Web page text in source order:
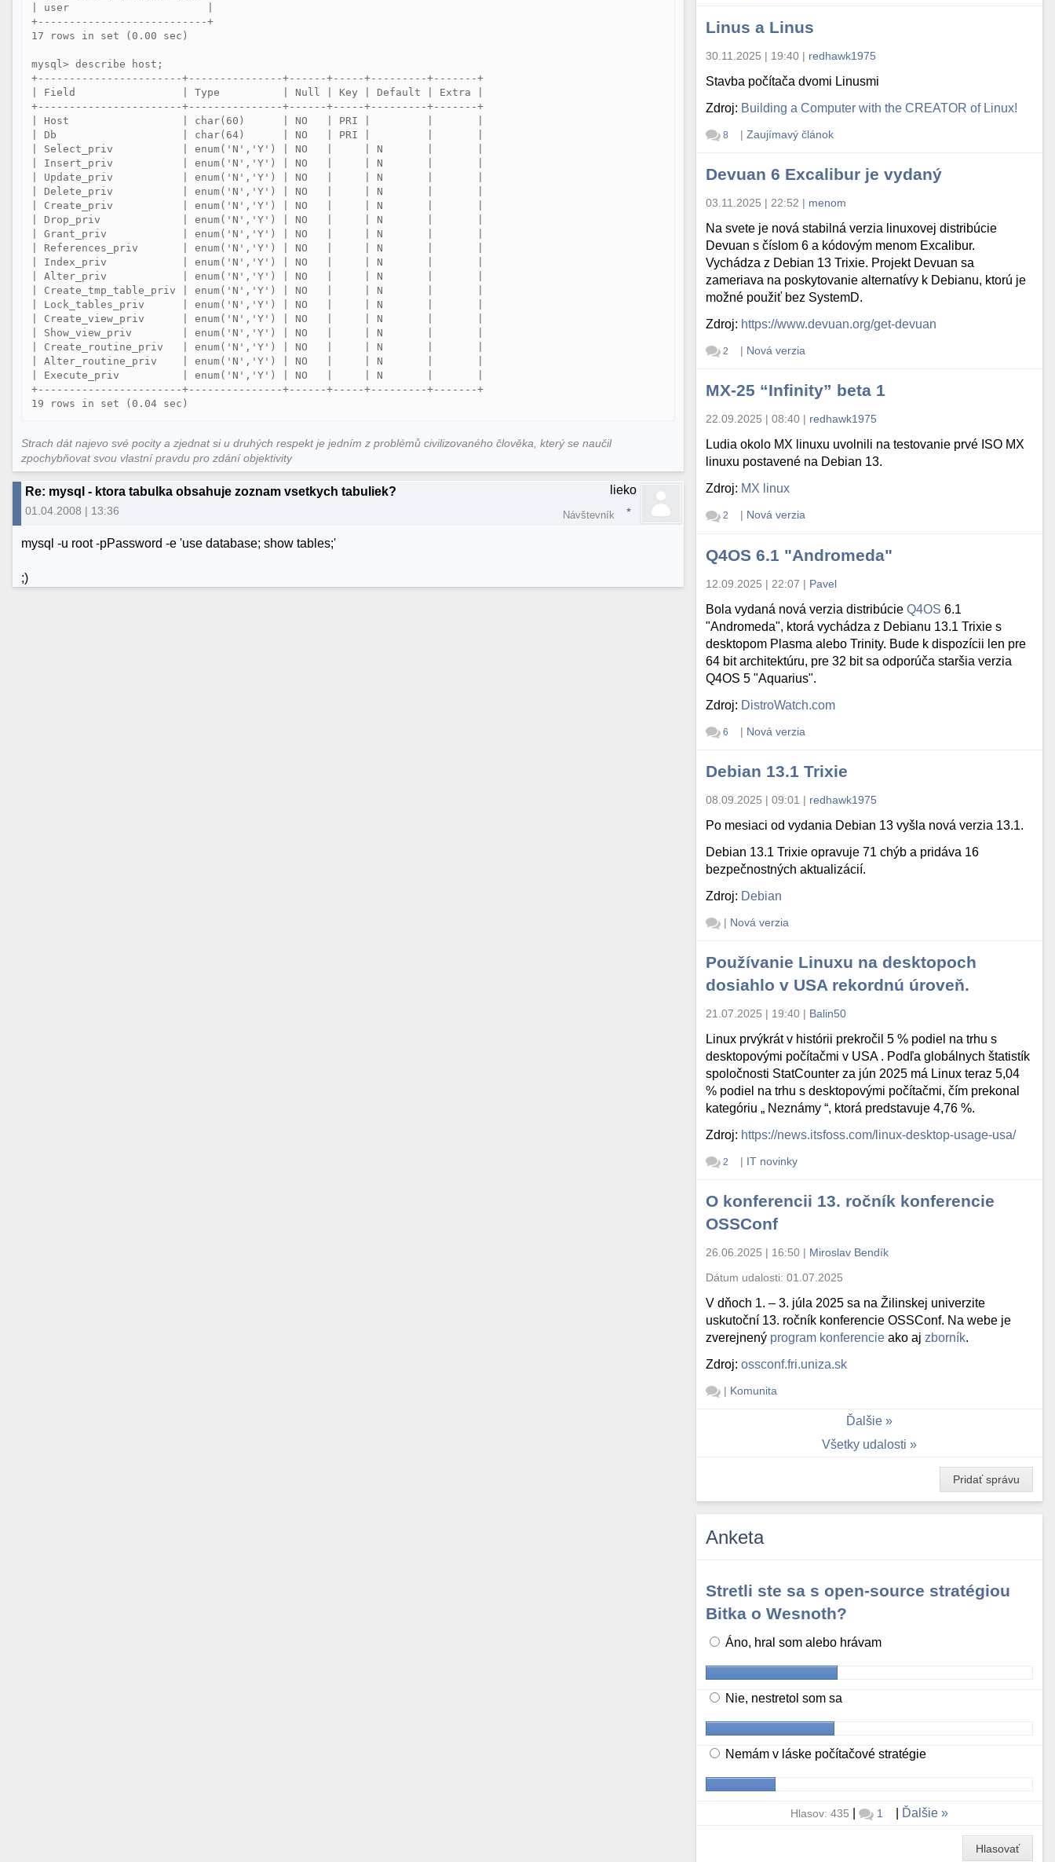
| user                      |
+---------------------------+
17 rows in set (0.00 sec)
mysql> describe host;
+-----------------------+---------------+------+-----+---------+-------+
| Field                 | Type          | Null | Key | Default | Extra |
+-----------------------+---------------+------+-----+---------+-------+
| Host                  | char(60)      | NO   | PRI |         |       |
| Db                    | char(64)      | NO   | PRI |         |       |
| Select_priv           | enum('N','Y') | NO   |     | N       |       |
| Insert_priv           | enum('N','Y') | NO   |     | N       |       |
| Update_priv           | enum('N','Y') | NO   |     | N       |       |
| Delete_priv           | enum('N','Y') | NO   |     | N       |       |
| Create_priv           | enum('N','Y') | NO   |     | N       |       |
| Drop_priv             | enum('N','Y') | NO   |     | N       |       |
| Grant_priv            | enum('N','Y') | NO   |     | N       |       |
| References_priv       | enum('N','Y') | NO   |     | N       |       |
| Index_priv            | enum('N','Y') | NO   |     | N       |       |
| Alter_priv            | enum('N','Y') | NO   |     | N       |       |
| Create_tmp_table_priv | enum('N','Y') | NO   |     | N       |       |
| Lock_tables_priv      | enum('N','Y') | NO   |     | N       |       |
| Create_view_priv      | enum('N','Y') | NO   |     | N       |       |
| Show_view_priv        | enum('N','Y') | NO   |     | N       |       |
| Create_routine_priv   | enum('N','Y') | NO   |     | N       |       |
| Alter_routine_priv    | enum('N','Y') | NO   |     | N       |       |
| Execute_priv          | enum('N','Y') | NO   |     | N       |       |
+-----------------------+---------------+------+-----+---------+-------+
Strach dát najevo své pocity a zjednat si u druhých respekt je jedním z problémů civilizovaného člověka, který se naučil
zpochybňovat svou vlastní pravdu pro zdání objektivity
Re: mysql - ktora tabulka obsahuje zoznam vsetkych tabuliek?
01.04.2008 | 13:36
lieko
Návštevník
mysql -u root -pPassword -e 'use database; show tables;'
;)
Linus a Linus
30.11.2025 | 19:40 | redhawk1975
Stavba počítača dvomi Linusmi
Zdroj: Building a Computer with the CREATOR of Linux!
8 | Zaujímavý článok
Devuan 6 Excalibur je vydaný
03.11.2025 | 22:52 | menom
Na svete je nová stabilná verzia linuxovej distribúcie
Devuan s číslom 6 a kódovým menom Excalibur.
Vychádza z Debian 13 Trixie. Projekt Devuan sa
zameriava na poskytovanie alternatívy k Debianu, ktorú je
možné použiť bez SystemD.
Zdroj: https://www.devuan.org/get-devuan
2 | Nová verzia
MX-25 “Infinity” beta 1
22.09.2025 | 08:40 | redhawk1975
Ludia okolo MX linuxu uvolnili na testovanie prvé ISO MX
linuxu postavené na Debian 13.
Zdroj: MX linux
2 | Nová verzia
Q4OS 6.1 "Andromeda"
12.09.2025 | 22:07 | Pavel
Bola vydaná nová verzia distribúcieQ4OS 6.1
"Andromeda", ktorá vychádza z Debianu 13.1 Trixie s
desktopom Plasma alebo Trinity. Bude k dispozícii len pre
64 bit architektúru, pre 32 bit sa odporúča staršia verzia
Q4OS 5 "Aquarius".
Zdroj: DistroWatch.com
6 | Nová verzia
Debian 13.1 Trixie
08.09.2025 | 09:01 | redhawk1975
Po mesiaci od vydania Debian 13 vyšla nová verzia 13.1.
Debian 13.1 Trixie opravuje 71 chýb a pridáva 16
bezpečnostných aktualizácií.
Zdroj: Debian
| Nová verzia
Používanie Linuxu na desktopoch
dosiahlo v USA rekordnú úroveň.
21.07.2025 | 19:40 | Balin50
Linux prvýkrát v histórii prekročil 5 % podiel na trhu s
desktopovými počítačmi v USA . Podľa globálnych štatistík
spoločnosti StatCounter za jún 2025 má Linux teraz 5,04
% podiel na trhu s desktopovými počítačmi, čím prekonal
kategóriu „ Neznámy “, ktorá predstavuje 4,76 %.
Zdroj: https://news.itsfoss.com/linux-desktop-usage-usa/
2 | IT novinky
O konferencii 13. ročník konferencie
OSSConf
26.06.2025 | 16:50 | Miroslav Bendík
Dátum udalosti:01.07.2025
V dňoch 1. – 3. júla 2025 sa na Žilinskej univerzite
uskutoční 13. ročník konferencie OSSConf. Na webe je
zverejnený program konferencie ako aj zborník.
Zdroj:ossconf.fri.uniza.sk
| Komunita
Ďalšie
Všetky udalosti
Pridať správu
Anketa
Stretli ste sa s open-source stratégiou
Bitka o Wesnoth?
Áno, hral som alebo hrávam
Nie, nestretol som sa
Nemám v láske počítačové stratégie
Hlasov: 435 | 1 Ďalšie
Hlasovať